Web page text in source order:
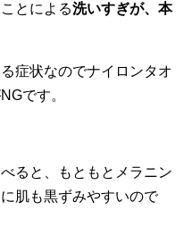
ことによる洗いすぎが、本
症状なのでナイロンタオ
です。
ると、もともとメラニン
肌も黒ずみやすいので